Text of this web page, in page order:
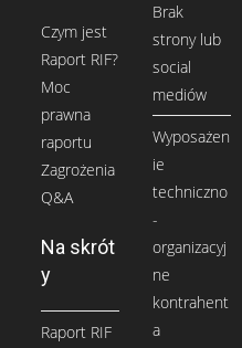
Czym jest
Raport RIF?
Moc
prawna
raportu
Zagrożenia
Q&A
Na skrót
y
Raport RIF
Brak
strony lub
social
mediów
Wyposażen
ie
techniczno
-
organizacyj
ne
kontrahent
a